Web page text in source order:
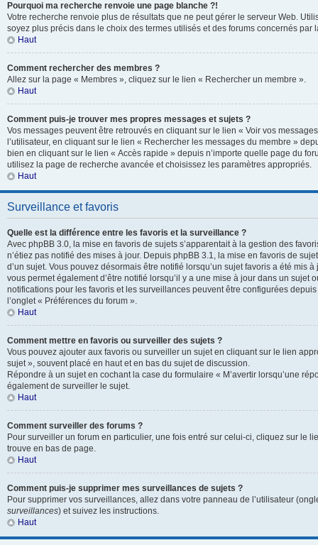
Pourquoi ma recherche renvoie une page blanche ?!
Votre recherche renvoie plus de résultats que ne peut gérer le serveur Web.
soyez plus précis dans le choix des termes utilisés et des forums concernés par
Haut
Comment rechercher des membres ?
Allez sur la page « Membres », cliquez sur le lien « Rechercher un membre ».
Haut
Comment puis-je trouver mes propres messages et sujets ?
Vos messages peuvent être retrouvés en cliquant sur le lien « Voir vos
l’utilisateur, en cliquant sur le lien « Rechercher les messages du membre »
bien en cliquant sur le lien « Accès rapide » depuis n’importe quelle page du
utilisez la page de recherche avancée et choisissez les paramètres appropriés.
Haut
Surveillance et favoris
Quelle est la différence entre les favoris et la surveillance ?
Avec phpBB 3.0, la mise en favoris de sujets s’apparentait à la gestion des
n’étiez pas notifié des mises à jour. Depuis phpBB 3.1, la mise en favoris de
d’un sujet. Vous pouvez désormais être notifié lorsqu’un sujet favoris a été mis
vous permet également d’être notifié lorsqu’il y a une mise à jour dans un sujet
notifications pour les favoris et les surveillances peuvent être configurées
l’onglet « Préférences du forum ».
Haut
Comment mettre en favoris ou surveiller des sujets ?
Vous pouvez ajouter aux favoris ou surveiller un sujet en cliquant sur le lien
sujet », souvent placé en haut et en bas du sujet de discussion.
Répondre à un sujet en cochant la case du formulaire « M’avertir lorsqu’une
également de surveiller le sujet.
Haut
Comment surveiller des forums ?
Pour surveiller un forum en particulier, une fois entré sur celui-ci, cliquez sur le
trouve en bas de page.
Haut
Comment puis-je supprimer mes surveillances de sujets ?
Pour supprimer vos surveillances, allez dans votre panneau de l’utilisateur
surveillances) et suivez les instructions.
Haut